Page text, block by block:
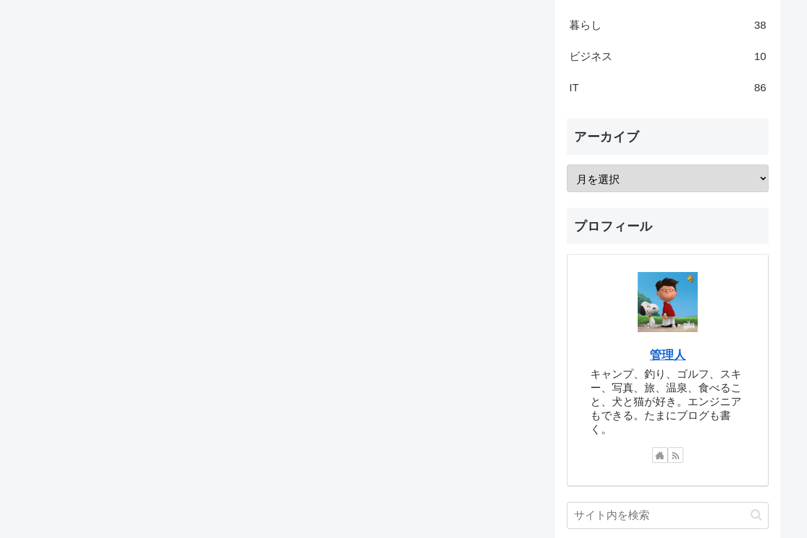
暮らし 38
ビジネス 10
IT 86
アーカイブ
プロフィール
管理人
キャンプ、釣り、ゴルフ、スキ
ー、写真、旅、温泉、食べるこ
と、犬と猫が好き。エンジニア
もできる。たまにブログも書
く。